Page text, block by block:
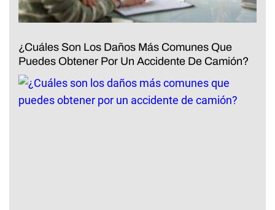
¿Cuáles Son Los Daños Más Comunes Que
Puedes Obtener Por Un Accidente De Camión?